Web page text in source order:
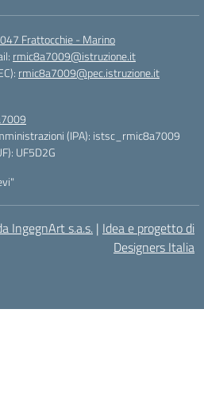
Frattocchie - Marino
rmic8a7009@istruzione.it
rmic8a7009@pec.istruzione.it
(IPA): istsc_rmic8a7009
UF5D2G
IngegnArt s.a.s. | Idea e progetto di
Designers Italia